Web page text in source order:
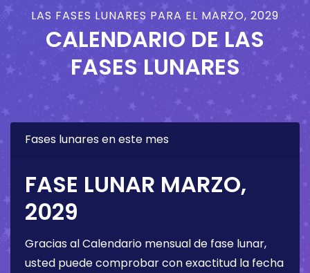
LAS FASES LUNARES PARA EL MARZO, 2029
CALENDARIO DE LAS
FASES LUNARES
Fases lunares en este mes
FASE LUNAR MARZO,
2029
Gracias al Calendario mensual de fase lunar,
usted puede comprobar con exactitud la fecha